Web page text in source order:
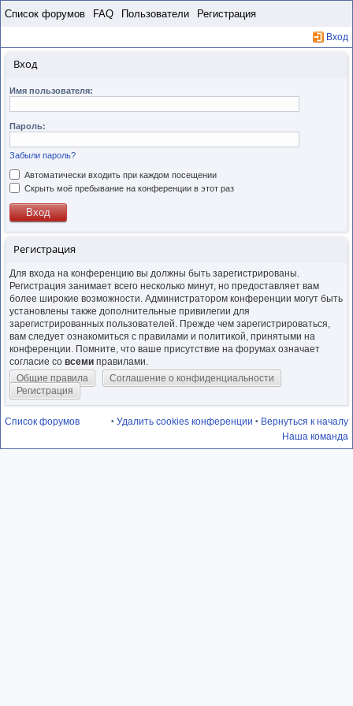
Список форумов FAQ Пользователи Регистрация
Вход
Вход
Имя пользователя:
Пароль:
Забыли пароль?
Автоматически входить при каждом посещении
Скрыть моё пребывание на конференции в этот раз
Регистрация
Для входа на конференцию вы должны быть зарегистрированы.
Регистрация занимает всего несколько минут, но предоставляет вам
более широкие возможности. Администратором конференции могут быть
установлены также дополнительные привилегии для
зарегистрированных пользователей. Прежде чем зарегистрироваться,
вам следует ознакомиться с правилами и политикой, принятыми на
конференции. Помните, что ваше присутствие на форумах означает
согласие со всеми правилами.
Общие правила
Соглашение о конфиденциальности
Регистрация
Список форумов • Вернуться к началу
• Удалить cookies конференции
Наша команда